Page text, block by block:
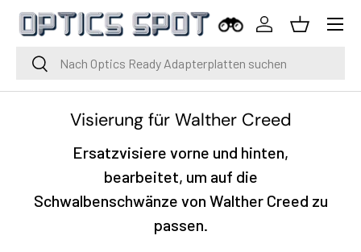
Zum Inhalt springen
SucheSuche
Einloggen
Korb
Menü
Visierung für Walther Creed
Ersatzvisiere vorne und hinten,
bearbeitet, um auf die
Schwalbenschwänze von Walther Creed zu
passen.